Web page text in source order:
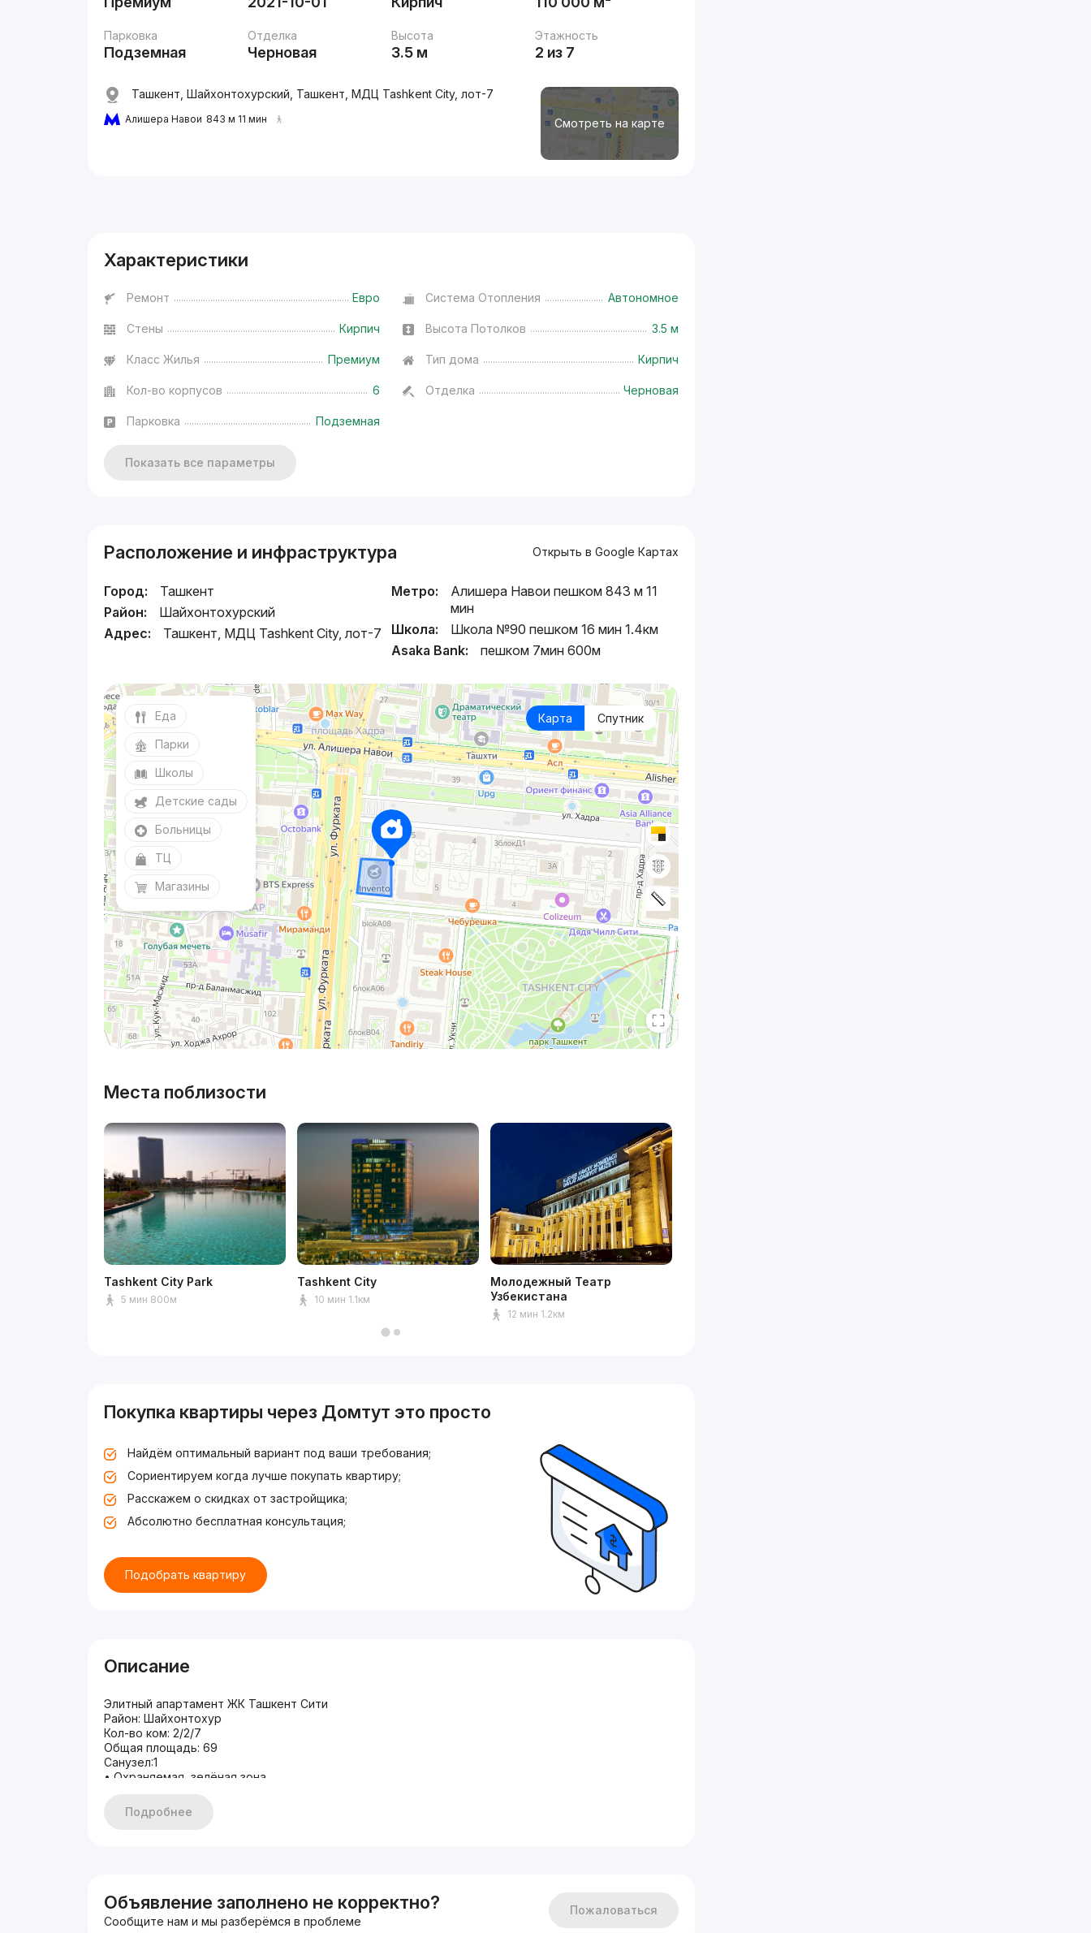
Парковка
Подземная
Отделка
Черновая
Высота
3.5 м
Этажность
2 из 7
Смотреть на карте
Ташкент, Шайхонтохурский, Ташкент, МДЦ Tashkent City, лот-7
Алишера Навои 843 м 11 мин
Характеристики
Ремонт Евро Система Отопления Автономное
Стены Кирпич Высота Потолков 3.5 м
Класс Жилья Премиум Тип дома Кирпич
Кол-во корпусов 6 Отделка Черновая
Парковка Подземная
Показать все параметры
Расположение и инфраструктура Открыть в Google Картах
Город:
Ташкент
Район:
Шайхонтохурский
Адрес:
Ташкент, МДЦ Tashkent City, лот-7
Метро:
Алишера Навои пешком 843 м 11
мин
Школа:
Школа №90 пешком 16 мин 1.4км
Asaka Bank:
пешком 7мин 600м
Карта Спутник
Еда
Парки
Школы
Детские сады
Больницы
ТЦ
Магазины
Места поблизости
Tashkent City Park
5 мин 800м
Tashkent City
10 мин 1.1км
Молодежный Театр
Узбекистана
12 мин 1.2км
Покупка квартиры через Домтут это просто
Найдём оптимальный вариант под ваши требования;
Сориентируем когда лучше покупать квартиру;
Расскажем о скидках от застройщика;
Абсолютно бесплатная консультация;
Подобрать квартиру
Описание
Элитный апартамент ЖК Ташкент Сити
Район: Шайхонтохур
Кол-во ком: 2/2/7
Общая площадь: 69
Санузел:1
• Охраняемая, зелёная зона
• Детская площадка
• Авторский проект, новая квартира.
+998930006606
Подробнее
Объявление заполнено не корректно?
Сообщите нам и мы разберёмся в проблеме
Пожаловаться